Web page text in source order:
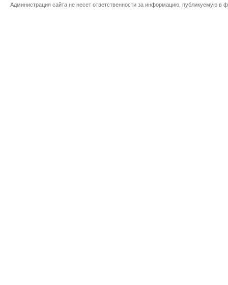
Администрация сайта не несет ответственности за информацию, публикуемую